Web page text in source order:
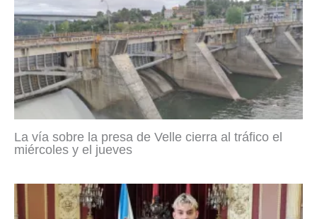
La vía sobre la presa de Velle cierra al tráfico el
miércoles y el jueves